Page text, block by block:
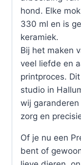
hond. Elke
330 ml en is
keramiek.
Bij het maken
veel liefde en
printproces.
studio in
wij
zorg en
Of je nu een
bent of